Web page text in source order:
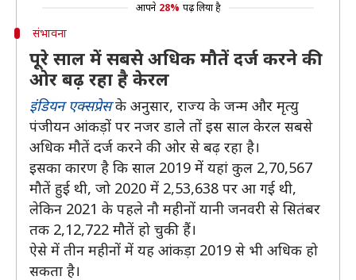
आपने 28% पढ़ लिया है
संभावना
पूरे साल में सबसे अधिक मौतें दर्ज करने की
ओर बढ़ रहा है केरल
इंडियन एक्सप्रेसके अनुसार, राज्य के जन्म और मृत्यु
पंजीयन आंकड़ों पर नजर डाले तों इस साल केरल सबसे
अधिक मौतें दर्ज करने की ओर से बढ़ रहा है।
इसका कारण है कि साल 2019 में यहां कुल 2,70,567
मौतें हुई थी, जो 2020 में 2,53,638 पर आ गई थी,
लेकिन 2021 के पहले नौ महीनों यानी जनवरी से सितंबर
तक 2,12,722 मौतें हो चुकी हैं।
ऐसे में तीन महीनों में यह आंकड़ा 2019 से भी अधिक हो
सकता है।